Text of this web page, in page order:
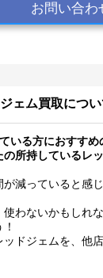
お問い合わ
ェム買取につい
いる方におすす
の所持しているレ
減っていると感
わないかもしれ
ドジェムを、他